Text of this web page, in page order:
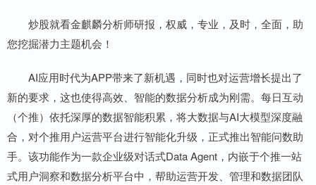
炒股就看金麒麟分析师研报，权威，专业，及时，全面，助
您挖掘潜力主题机会！
AI应用时代为APP带来了新机遇，同时也对运营增长提出了
新的要求，这也使得高效、智能的数据分析成为刚需。每日互动
（个推）依托深厚的数据智能积累，将大数据与AI大模型深度融
合，对个推用户运营平台进行智能化升级，正式推出智能问数助
手。该功能作为一款企业级对话式Data Agent，内嵌于个推一站
式用户洞察和数据分析平台中，帮助运营开发、管理和数据团队